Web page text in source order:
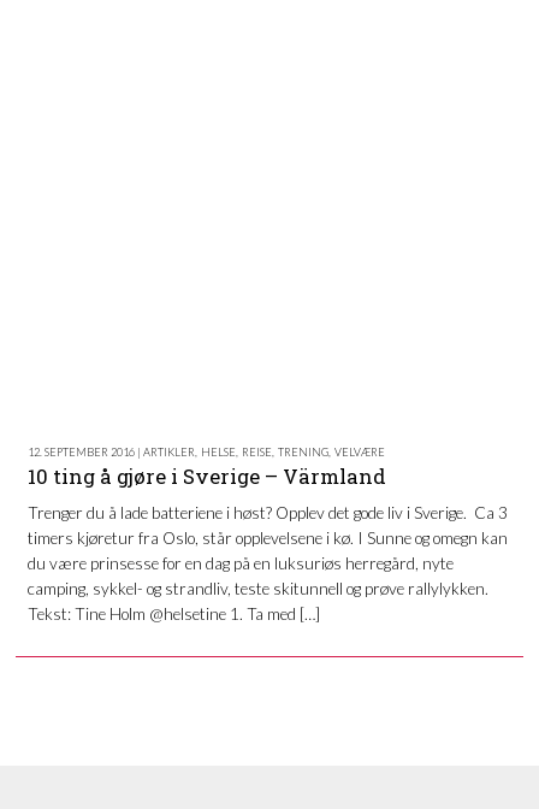
12. SEPTEMBER 2016 | ARTIKLER HELSE REISE TRENING, VELVÆRE
10 ting å gjøre i Sverige – Värmland
Trenger du å lade batteriene i høst? Opplev det gode liv i Sverige. Ca 3
timers kjøretur fra Oslo, står opplevelsene i kø. I Sunne og omegn kan
du være prinsesse for en dag på en luksuriøs herregård, nyte
camping, sykkel- og strandliv, teste skitunnell og prøve rallylykken.
Tekst: Tine Holm @helsetine 1. Ta med […]